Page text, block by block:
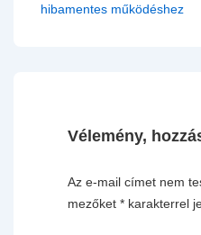
hibamentes működéshez
Vélemény,
Az e-mail címet nem
mezőket * karakterrel